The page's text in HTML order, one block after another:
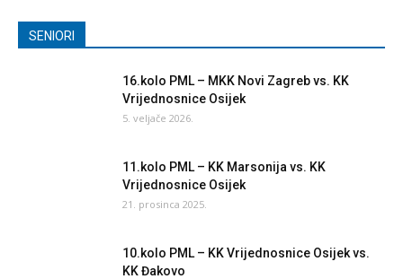
SENIORI
16.kolo PML – MKK Novi Zagreb vs. KK
Vrijednosnice Osijek
5. veljače 2026.
11.kolo PML – KK Marsonija vs. KK
Vrijednosnice Osijek
21. prosinca 2025.
10.kolo PML – KK Vrijednosnice Osijek vs.
KK Đakovo